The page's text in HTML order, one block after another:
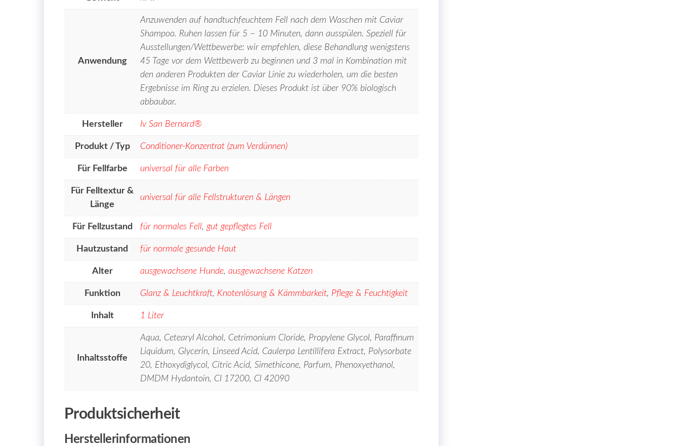
Anwendung
Anzuwenden auf handtuchfeuchtem Fell nach dem Waschen mit Caviar
Shampoo. Ruhen lassen für 5 – 10 Minuten, dann ausspülen. Speziell für
Ausstellungen/Wettbewerbe: wir empfehlen, diese Behandlung wenigstens
45 Tage vor dem Wettbewerb zu beginnen und 3 mal in Kombination mit
den anderen Produkten der Caviar Linie zu wiederholen, um die besten
Ergebnisse im Ring zu erzielen. Dieses Produkt ist über 90% biologisch
abbaubar.
Hersteller Iv San Bernard®
Produkt / Typ Conditioner-Konzentrat (zum Verdünnen)
Für Fellfarbe universal für alle Farben
Für Felltextur &
Länge
universal für alle Fellstrukturen & Längen
Für Fellzustand für normales Fell, gut gepflegtes Fell
Hautzustand für normale gesunde Haut
Alter ausgewachsene Hunde, ausgewachsene Katzen
Funktion Glanz & Leuchtkraft, Knotenlösung & Kämmbarkeit, Pflege & Feuchtigkeit
Inhalt 1 Liter
Inhaltsstoffe
Aqua, Cetearyl Alcohol, Cetrimonium Cloride, Propylene Glycol, Paraffinum
Liquidum, Glycerin, Linseed Acid, Caulerpa Lentillifera Extract, Polysorbate
20, Ethoxydiglycol, Citric Acid, Simethicone, Parfum, Phenoxyethanol,
DMDM Hydantoin, CI 17200, Cl 42090
Produktsicherheit
Herstellerinformationen